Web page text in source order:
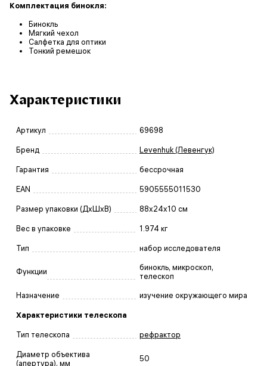
Комплектация бинокля:
Бинокль
Мягкий чехол
Салфетка для оптики
Тонкий ремешок
Характеристики
Артикул 69698
Бренд Levenhuk (Левенгук)
Гарантия бессрочная
EAN 5905555011530
Размер упаковки (ДxШxВ) 88x24x10 см
Вес в упаковке 1.974 кг
Тип набор исследователя
Функции
бинокль, микроскоп,
телескоп
Назначение изучение окружающего мира
Характеристики телескопа
Тип телескопа рефрактор
Диаметр объектива
(апертура), мм
50